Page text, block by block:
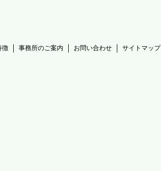
徴 事務所のご案内 お問い合わせ サイトマップ